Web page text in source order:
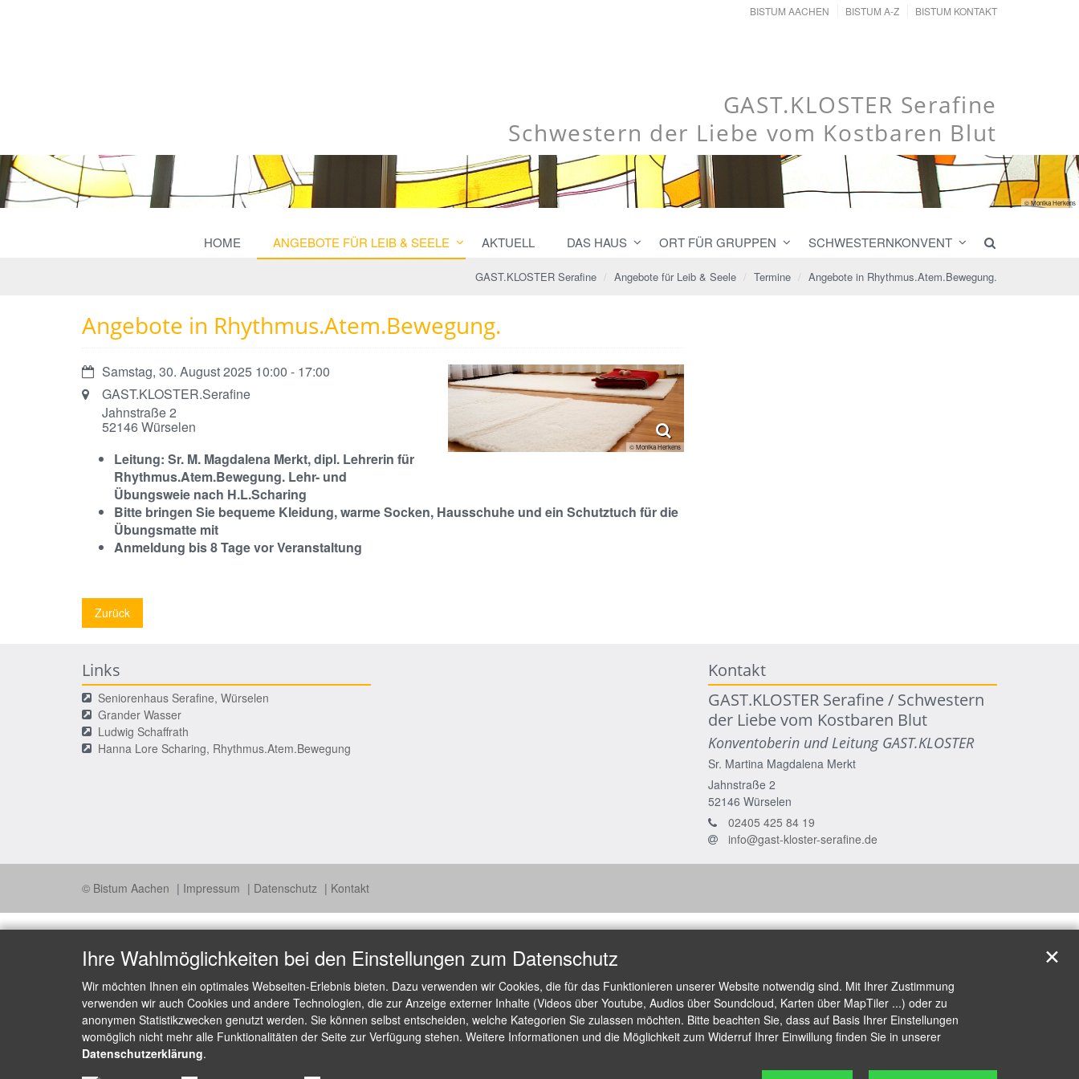
BISTUM AACHEN BISTUM A-Z BISTUM KONTAKT
GAST.KLOSTER Serafine
Schwestern der Liebe vom Kostbaren Blut
© Monika Herkens
HOME ANGEBOTE FÜR LEIB & SEELE AKTUELL DAS HAUS ORT FÜR GRUPPEN SCHWESTERNKONVENT
GAST.KLOSTER Serafine Angebote für Leib & Seele Termine Angebote in Rhythmus.Atem.Bewegung.
Angebote in Rhythmus.Atem.Bewegung.
© Monika Herkens
Datum:Samstag, 30. August 2025 10:00 - 17:00
Ort: GAST.KLOSTER.Serafine
Jahnstraße 2
52146Würselen
Leitung: Sr. M. Magdalena Merkt, dipl. Lehrerin für
Rhythmus.Atem.Bewegung. Lehr- und
Übungsweie nach H.L.Scharing
Bitte bringen Sie bequeme Kleidung, warme Socken, Hausschuhe und ein Schutztuch für die
Übungsmatte mit
Anmeldung bis 8 Tage vor Veranstaltung
Zurück
Links
Seniorenhaus Serafine, Würselen
Grander Wasser
Ludwig Schaffrath
Hanna Lore Scharing, Rhythmus.Atem.Bewegung
Kontakt
GAST.KLOSTER Serafine / Schwestern
der Liebe vom Kostbaren Blut
Konventoberin und Leitung GAST.KLOSTER
Sr. Martina Magdalena Merkt
Jahnstraße 2
52146 Würselen
02405 425 84 19
info@gast-kloster-serafine.de
© Bistum Aachen Impressum Datenschutz Kontakt
Ihre Wahlmöglichkeiten bei den Einstellungen zum Datenschutz
Wir möchten Ihnen ein optimales Webseiten-Erlebnis bieten. Dazu verwenden wir Cookies, die für das Funktionieren unserer Website notwendig sind. Mit Ihrer Zustimmung
verwenden wir auch Cookies und andere Technologien, die zur Anzeige externer Inhalte (Videos über Youtube, Audios über Soundcloud, Karten über MapTiler ...) oder zu
anonymen Statistikzwecken genutzt werden. Sie können selbst entscheiden, welche Kategorien Sie zulassen möchten. Bitte beachten Sie, dass auf Basis Ihrer Einstellungen
womöglich nicht mehr alle Funktionalitäten der Seite zur Verfügung stehen. Weitere Informationen und die Möglichkeit zum Widerruf Ihrer Einwillung finden Sie in unserer
Datenschutzerklärung.
✕